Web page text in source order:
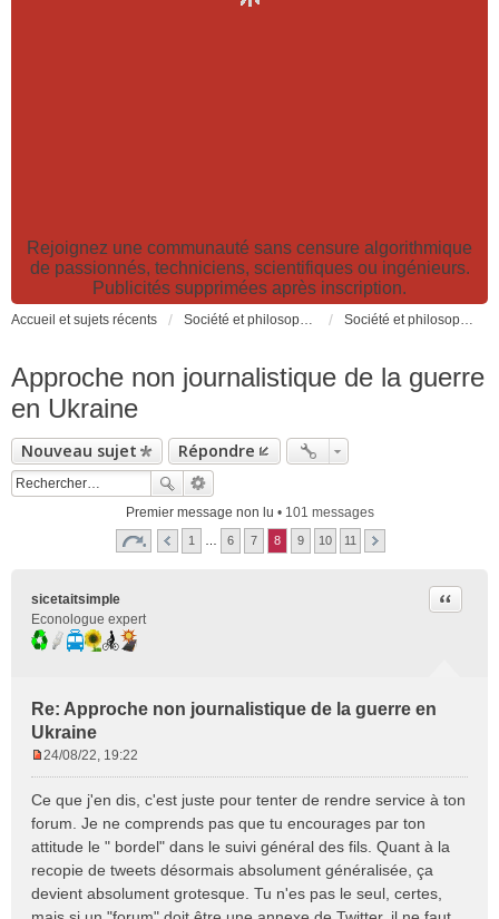
Rejoignez une communauté sans censure algorithmique
de passionnés, techniciens, scientifiques ou ingénieurs.
Publicités supprimées après inscription.
Accueil et sujets récents Société et philosophie. Sciences et technologies. Santé et prévention. Société et philosophie
Approche non journalistique de la guerre
en Ukraine
Nouveau sujet Répondre
Premier message non lu • 101 messages
1 6 7 8 9 10 11
sicetaitsimple
Econologue expert
Re: Approche non journalistique de la guerre en
Ukraine
Citer
s
s
a
g
e
24/08/22, 19:22
Ce que j'en dis, c'est juste pour tenter de rendre service à ton
forum. Je ne comprends pas que tu encourages par ton
attitude le " bordel" dans le suivi général des fils. Quant à la
recopie de tweets désormais absolument généralisée, ça
devient absolument grotesque. Tu n'es pas le seul, certes,